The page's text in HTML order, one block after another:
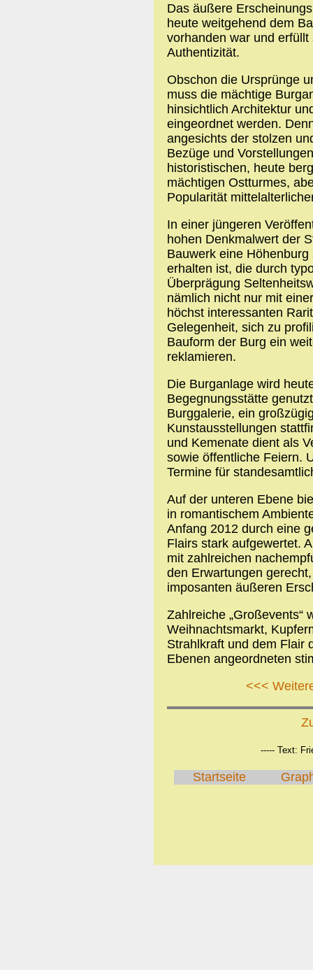
Das äußere
heute weitgehend dem
vorhanden war und
Authentizität.
Obschon die Ursprünge
muss die mächtige
hinsichtlich Architektur
eingeordnet werden.
angesichts der stolzen
Bezüge und
historistischen, heute
mächtigen Ostturmes,
Popularität
In einer jüngeren
hohen Denkmalwert der
Bauwerk eine
erhalten ist, die durch
Überprägung
nämlich nicht nur mit
höchst interessanten
Gelegenheit, sich zu
Bauform der Burg ein
reklamieren.
Die Burganlage wird
Begegnungsstätte
Burggalerie, ein
Kunstausstellungen
und Kemenate dient als
sowie öffentliche Feiern.
Termine für
Auf der unteren Ebene
in romantischem
Anfang 2012 durch eine
Flairs stark aufgewertet.
mit zahlreichen
den Erwartungen
imposanten äußeren
Zahlreiche „Großevents“
Weihnachtsmarkt,
Strahlkraft und dem Flair
Ebenen angeordneten
<<<
----- Text:
Startseite